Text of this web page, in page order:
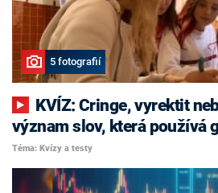
5 fotografií
význam slov, která používá
Téma: Kvízy a testy